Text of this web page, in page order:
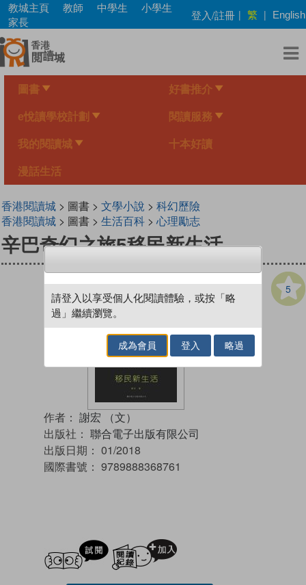
Skip
main
content
教城主頁 教師 中學生
小學生
家長
登入/註冊 | 繁 | English
圖書 好書推介
e悅讀學校計劃 閱讀服務
我的閱讀城 十本好讀
漫話生活
香港閱讀城> 圖書 > 文學小說 > 科幻歷險
香港閱讀城> 圖書 > 生活百科> 心理勵志
辛巴奇幻之旅5移民新生活
5
作者： 謝宏 （文）
出版社： 聯合電子出版有限公司
出版日期： 01/2018
國際書號： 9789888368761
試閲
請登入以享受個人化閱讀體驗，或按「略
過」繼續瀏覽。
成為會員 登入 略過